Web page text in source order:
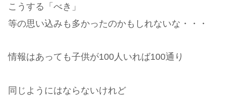
こうする「べき」
等の思い込みも多かったのかもしれないな・・・
情報はあっても子供が100人いれば100通り
同じようにはならないけれど